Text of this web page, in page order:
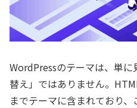
WordPressのテーマは、単
替え」ではありません。
までテーマに含まれており、